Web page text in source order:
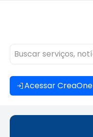
Acessar CreaOne